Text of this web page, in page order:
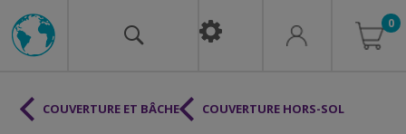
0
COUVERTURE ET BÂCHE COUVERTURE HORS-SOL